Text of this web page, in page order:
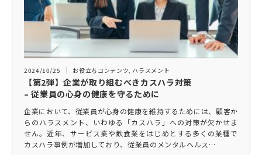
2024/10/25 お役立ちコンテンツ ハラスメント
【第2弾】企業が取り組むべきカスハラ対策
– 従業員の心身の健康を守るために
企業において、従業員が心身の健康を維持するためには、顧客か
らのハラスメント、いわゆる「カスハラ」への対策が欠かせま
せん。近年、サービス業や飲食業をはじめとする多くの業種で
カスハラ事例が増加しており、従業員のメンタルヘルス…